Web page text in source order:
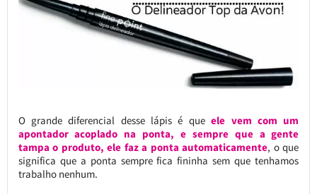
O grande diferencial desse lápis é queele vem com um
apontador acoplado na ponta, e sempre que a gente
tampa o produto, ele faz a ponta automaticamente, o que
significa que a ponta sempre fica fininha sem que tenhamos
trabalho nenhum.